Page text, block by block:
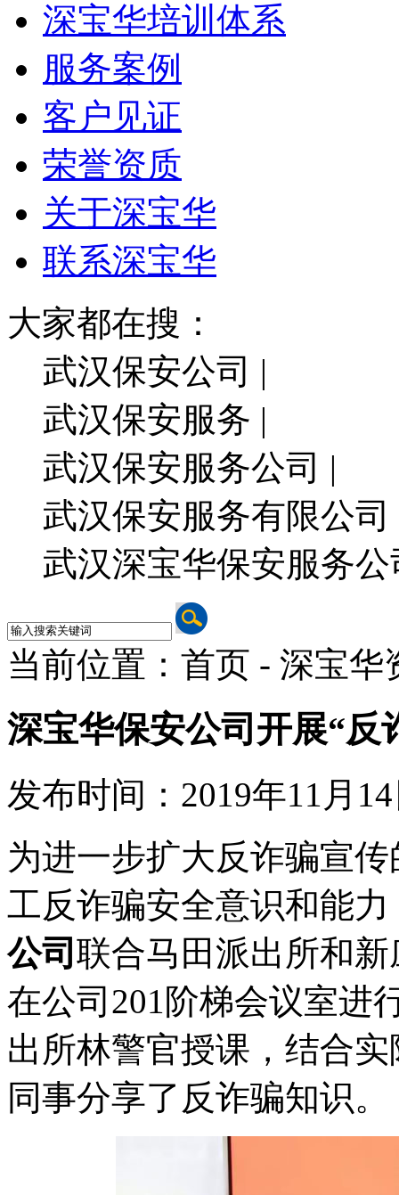
深宝华培训体系
服务案例
客户见证
荣誉资质
关于深宝华
联系深宝华
大家都在搜：
武汉保安公司 |
武汉保安服务 |
武汉保安服务公司 |
武汉保安服务有限公司
武汉深宝华保安服务公
当前位置：首页 - 深宝
深宝华保安公司开展“反
发布时间：2019年11月
为进一步扩大反诈骗宣
工反诈骗安全意识和能
公司 联合马田派出所和
在公司201阶梯会议室进
出所林警官授课，结合
同事分享了反诈骗知识。